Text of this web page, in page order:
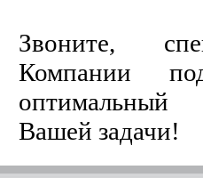
Звоните,
Компании
оптимальный
Вашей задачи!